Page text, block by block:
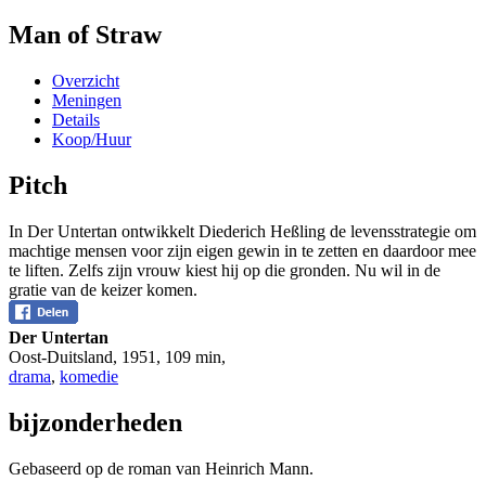
Man of Straw
Overzicht
Meningen
Details
Koop/Huur
Pitch
In Der Untertan ontwikkelt Diederich Heßling de levensstrategie om
machtige mensen voor zijn eigen gewin in te zetten en daardoor mee
te liften. Zelfs zijn vrouw kiest hij op die gronden. Nu wil in de
gratie van de keizer komen.
Der Untertan
Oost-Duitsland, 1951 , 109 min,
drama, komedie
bijzonderheden
Gebaseerd op de roman van Heinrich Mann.